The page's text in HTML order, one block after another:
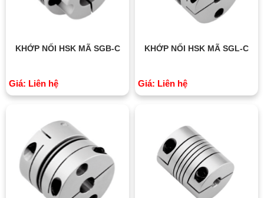
KHỚP NỐI HSK MÃ SGB-C
Giá: Liên hệ
KHỚP NỐI HSK MÃ SGL-C
Giá: Liên hệ